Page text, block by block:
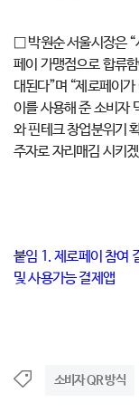
□ 박원순 서울시장은 “
페이 가맹점으로 합류
대된다”며 “제로페이
이를 사용해 준 소비자
와 핀테크 창업분위기
주자로 자리매김 시키
붙임 1. 제로페이 참여
및 사용가능 결제앱
소비자 QR 방식